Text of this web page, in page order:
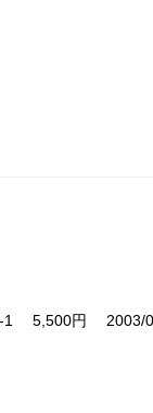
1 5,500円 2003/